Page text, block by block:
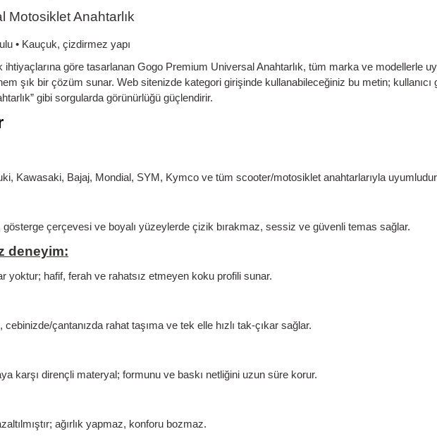
Motosiklet Anahtarlık
• Kauçuk, çizdirmez yapı
ihtiyaçlarına göre tasarlanan Gogo Premium Universal Anahtarlık, tüm marka ve modellerle
şık bir çözüm sunar. Web sitenizde kategori girişinde kullanabileceğiniz bu metin; kullanıcı
gibi sorgularda görünürlüğü güçlendirir.
Kawasaki, Bajaj, Mondial, SYM, Kymco ve tüm scooter/motosiklet anahtarlarıyla
çerçevesi ve boyalı yüzeylerde çizik bırakmaz, sessiz ve güvenli temas sağlar.
deneyim:
yoktur; hafif, ferah ve rahatsız etmeyen koku profili sunar.
çantanızda rahat taşıma ve tek elle hızlı tak-çıkar sağlar.
karşı dirençli materyal; formunu ve baskı netliğini uzun süre korur.
ağırlık yapmaz, konforu bozmaz.